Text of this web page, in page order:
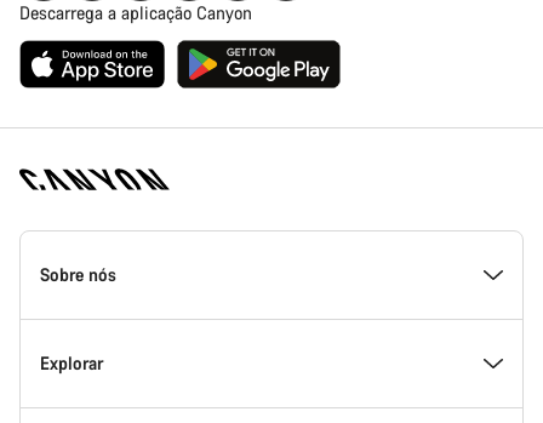
Descarrega a aplicação Canyon
Rodapé
inicial
Sobre nós
Dentro da Canyon
Explorar